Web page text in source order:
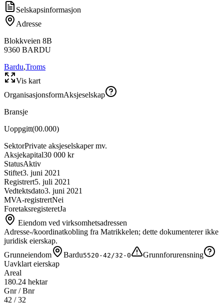
Selskapsinformasjon
Adresse
Blokkveien 8B
9360 BARDU
Bardu,Troms
Vis kart
OrganisasjonsformAksjeselskap
Bransje
Uoppgitt(00.000)
SektorPrivate aksjeselskaper mv.
Aksjekapital30 000 kr
StatusAktiv
Stiftet3. juni 2021
Registrert5. juli 2021
Vedtektsdato3. juni 2021
MVA-registrertNei
ForetaksregisteretJa
Eiendom ved virksomhetsadressen
Adresse-/koordinatkobling fra Matrikkelen; dette dokumenterer ikke
juridisk eierskap.
Grunneiendom
Bardu5520-42/32-0
Grunnforurensning
Uavklart eierskap
Areal
180.24 hektar
Gnr / Bnr
42 /32